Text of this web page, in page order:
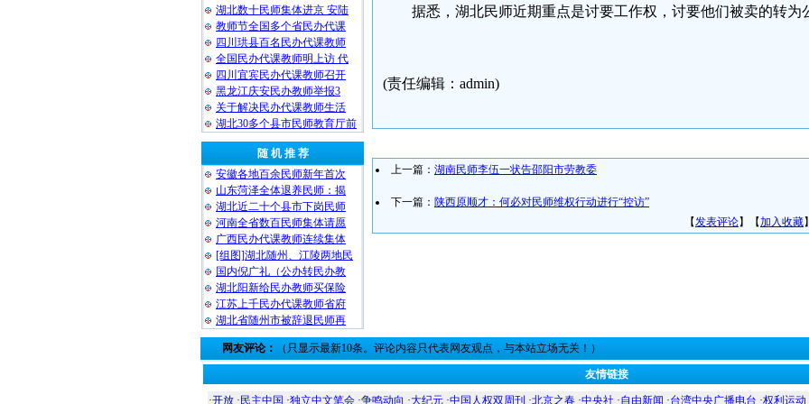
湖北数十民师集体进京 安陆
教师节全国多个省民办代课
四川珙县百名民办代课教师
全国民办代课教师明上访 代
四川宜宾民办代课教师召开
黑龙江庆安民办教师举报3
关于解决民办代课教师生活
湖北30多个县市民师教育厅前
随 机 推 荐
安徽各地百余民师新年首次
山东菏泽全体退养民师：揭
湖北近二十个县市下岗民师
河南全省数百民师集体请愿
广西民办代课教师连续集体
[组图]湖北随州、江陵两地民
国内倪广礼（公办转民办教
湖北阳新给民办教师买保险
江苏上千民办代课教师省府
湖北省随州市被辞退民师再
据悉，湖北民师近期重点是讨要工作权，讨要他们被卖的转为
(责任编辑：admin)
上一篇： 湖南民师李伍一状告邵阳市劳教委
下一篇： 陕西原顺才：何必对民师维权行动进行“控访”
【发表评论】【加入收藏
网友评论： （只显示最新10条。评论内容只代表网友观点，与本站立场无关！）
友情链接
·开放 · 民主中国 ·独立中文笔会 ·争鸣动向 ·大纪元 ·中国人权双周刊 ·北京之春 ·中央社 ·自由新闻 ·台湾中央广播电台 ·权利运动